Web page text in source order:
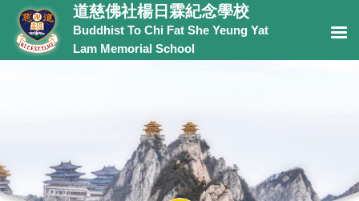
道慈佛社楊日霖紀念學校
Buddhist To Chi Fat She Yeung Yat
Lam Memorial School